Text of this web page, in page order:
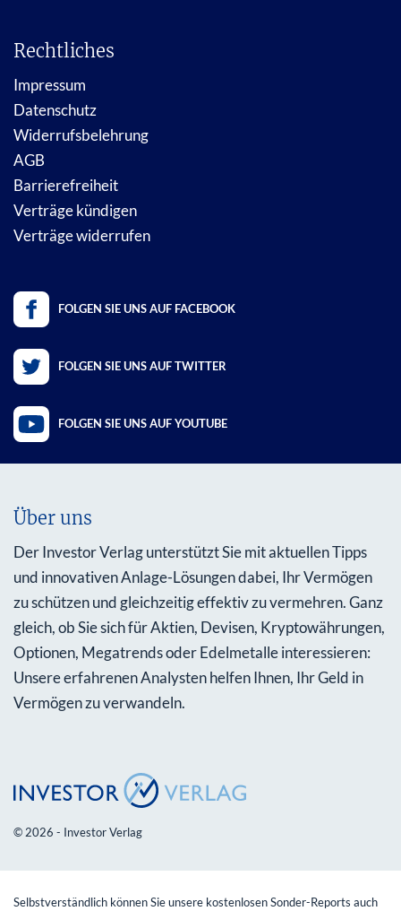
Rechtliches
Impressum
Datenschutz
Widerrufsbelehrung
AGB
Barrierefreiheit
Verträge kündigen
Verträge widerrufen
FOLGEN SIE UNS AUF FACEBOOK
FOLGEN SIE UNS AUF TWITTER
FOLGEN SIE UNS AUF YOUTUBE
Über uns
Der Investor Verlag unterstützt Sie mit aktuellen Tipps
und innovativen Anlage-Lösungen dabei, Ihr Vermögen
zu schützen und gleichzeitig effektiv zu vermehren. Ganz
gleich, ob Sie sich für Aktien, Devisen, Kryptowährungen,
Optionen, Megatrends oder Edelmetalle interessieren:
Unsere erfahrenen Analysten helfen Ihnen, Ihr Geld in
Vermögen zu verwandeln.
© 2026 - Investor Verlag
Selbstverständlich können Sie unsere kostenlosen Sonder-Reports auch